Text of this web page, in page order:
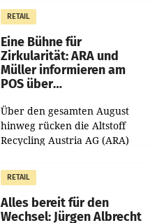
erwirtschaftet, was einem Plus
von 3,8 Prozent gegenüber
dem Vergleichszeitraum
RETAIL
Eine Bühne für
Zirkularität: ARA und
Müller informieren am
POS über
Über den gesamten August
hinweg rücken die Altstoff
Recycling Austria AG (ARA)
Müller die Initiative „Kreislauf-
Helden“ in allen
österreichischen Müller-Filialen
RETAIL
Alles bereit für den
Wechsel: Jürgen Albrecht